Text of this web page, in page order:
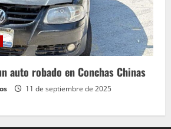
auto robado en Conchas Chinas
11 de septiembre de 2025